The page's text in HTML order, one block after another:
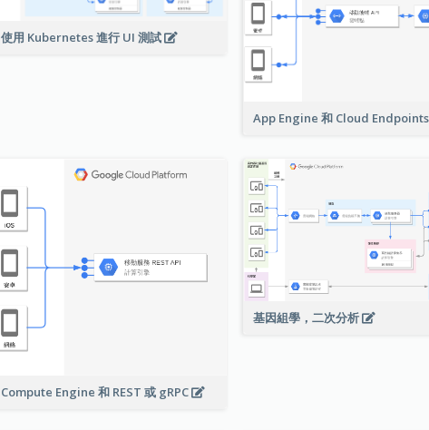
使用 Kubernetes 進行 UI 測試
App Engine 和 Cloud
Compute Engine 和 REST 或 gRPC
基因組學，二次分析